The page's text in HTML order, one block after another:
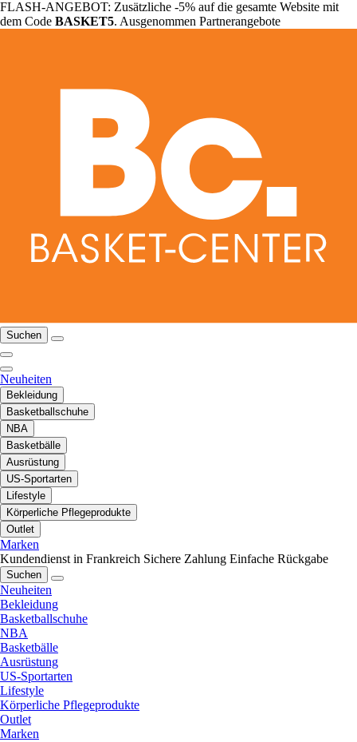
FLASH-ANGEBOT: Zusätzliche -5% auf die gesamte Website mit
dem Code BASKET5. Ausgenommen Partnerangebote
Suchen
Neuheiten
Bekleidung
Basketballschuhe
NBA
Basketbälle
Ausrüstung
US-Sportarten
Lifestyle
Körperliche Pflegeprodukte
Outlet
Marken
Kundendienst in Frankreich Sichere Zahlung Einfache Rückgabe
Suchen
Neuheiten
Bekleidung
Basketballschuhe
NBA
Basketbälle
Ausrüstung
US-Sportarten
Lifestyle
Körperliche Pflegeprodukte
Outlet
Marken